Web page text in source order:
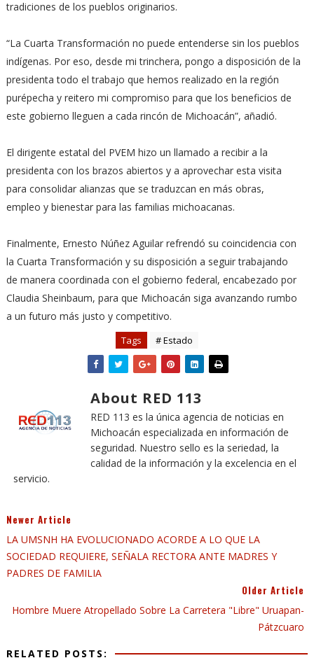
tradiciones de los pueblos originarios.
“La Cuarta Transformación no puede entenderse sin los pueblos
indígenas. Por eso, desde mi trinchera, pongo a disposición de la
presidenta todo el trabajo que hemos realizado en la región
purépecha y reitero mi compromiso para que los beneficios de
este gobierno lleguen a cada rincón de Michoacán”, añadió.
El dirigente estatal del PVEM hizo un llamado a recibir a la
presidenta con los brazos abiertos y a aprovechar esta visita
para consolidar alianzas que se traduzcan en más obras,
empleo y bienestar para las familias michoacanas.
Finalmente, Ernesto Núñez Aguilar refrendó su coincidencia con
la Cuarta Transformación y su disposición a seguir trabajando
de manera coordinada con el gobierno federal, encabezado por
Claudia Sheinbaum, para que Michoacán siga avanzando rumbo
a un futuro más justo y competitivo.
Tags # Estado
About RED 113
RED 113 es la única agencia de noticias en
Michoacán especializada en información de
seguridad. Nuestro sello es la seriedad, la
calidad de la información y la excelencia en el
servicio.
Newer Article
LA UMSNH HA EVOLUCIONADO ACORDE A LO QUE LA
SOCIEDAD REQUIERE, SEÑALA RECTORA ANTE MADRES Y
PADRES DE FAMILIA
Older Article
Hombre Muere Atropellado Sobre La Carretera "libre" Uruapan-
Pátzcuaro
RELATED POSTS: